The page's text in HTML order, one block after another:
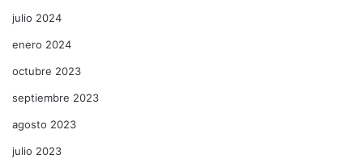
julio 2024
enero 2024
octubre 2023
septiembre 2023
agosto 2023
julio 2023